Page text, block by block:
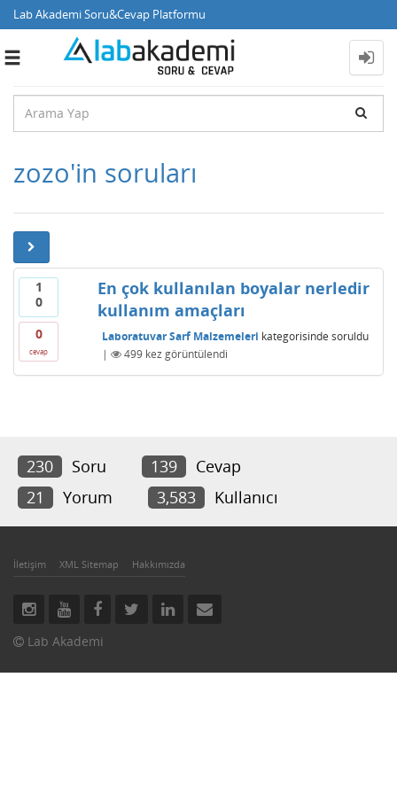
Lab Akademi Soru&Cevap Platformu
Toggle
zozo'in soruları
1
0
0
cevap
En çok kullanılan boyalar nerledir
kullanım amaçları
Laboratuvar Sarf Malzemeleri kategorisinde soruldu
|
499kez görüntülendi
230 Soru 139
Cevap
21
Yorum 3,583 Kullanıcı
İletişim XML Sitemap Hakkımızda
Lab Akademi